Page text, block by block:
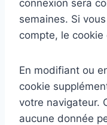
connexion sera
semaines. Si
compte, le
En modifiant ou
cookie
votre navigateur.
aucune donnée